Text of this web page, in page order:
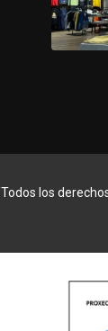
. Todos los